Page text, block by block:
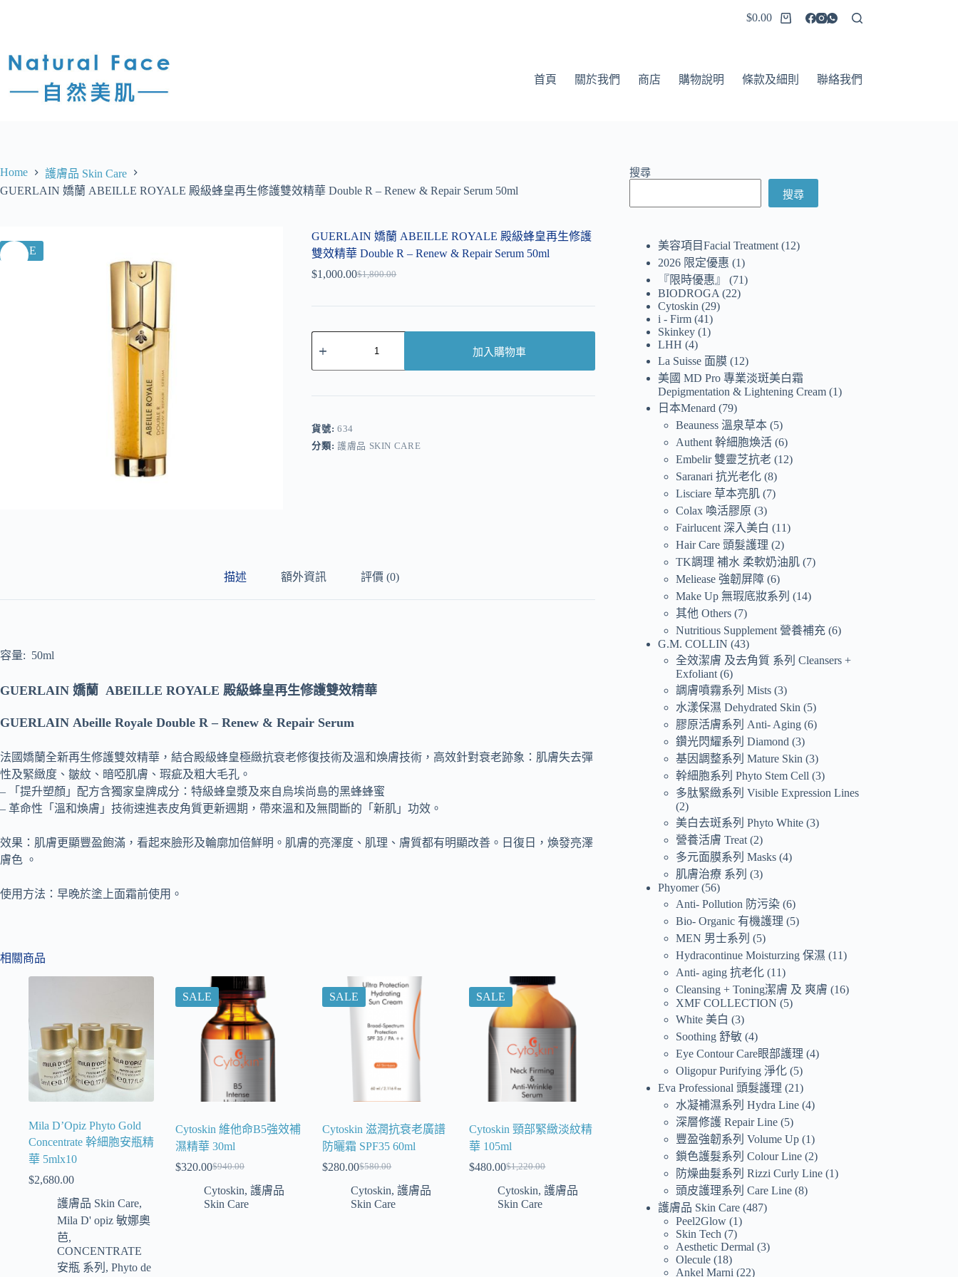
$0.00
首頁 關於我們 商店 購物說明 條款及細則 聯絡我們
Home
護膚品 Skin Care
GUERLAIN 嬌蘭 ABEILLE ROYALE 殿級蜂皇再生修護雙效精華 Double R – Renew & Repair Serum 50ml
SALE
GUERLAIN 嬌蘭 ABEILLE ROYALE 殿級蜂皇再生修護
雙效精華 Double R – Renew & Repair Serum 50ml
$1,800.00
$1,000.00
加入購物車
r
n
a
貨號: 634
分類: 護膚品 SKIN CARE
描述 額外資訊 評價 (0)
容量: 50ml
GUERLAIN 嬌蘭 ABEILLE ROYALE 殿級蜂皇再生修護雙效精華
GUERLAIN Abeille Royale Double R – Renew & Repair Serum
法國嬌蘭全新再生修護雙效精華，結合殿級蜂皇極緻抗衰老修復技術及溫和煥膚技術，高效針對衰老跡象：肌膚失去彈
性及緊緻度、皺紋、暗啞肌膚、瑕疵及粗大毛孔。
– 「提升塑顏」配方含獨家皇牌成分：特級蜂皇漿及來自烏埃尚島的黑蜂蜂蜜
– 革命性「溫和煥膚」技術速進表皮角質更新週期，帶來溫和及無間斷的「新肌」功效。
效果：肌膚更顯豐盈飽滿，看起來臉形及輪廓加倍鮮明。肌膚的亮澤度、肌理、膚質都有明顯改善。日復日，煥發亮澤
膚色 。
使用方法：早晚於塗上面霜前使用。
相關商品
Mila D’Opiz Phyto Gold
Concentrate 幹細胞安瓶精
華 5mlx10
$2,680.00
護膚品 Skin Care,
Mila D' opiz 敏娜奧
芭,
CONCENTRATE
安瓶 系列 , Phyto de
SALE
Cytoskin 維他命B5強效補
濕精華 30ml
$940.00
$320.00
Cytoskin,護膚品
Skin Care
SALE
Cytoskin 滋潤抗衰老廣譜
防曬霜 SPF35 60ml
$580.00
$280.00
Cytoskin,護膚品
Skin Care
SALE
Cytoskin 頸部緊緻淡紋精
華 105ml
$1,220.00
$480.00
Cytoskin,護膚品
Skin Care
搜尋
搜尋
美容項目Facial Treatment 12
2026 限定優惠
1
『限時優惠』
71
BIODROGA
22
Cytoskin
29
i - Firm 41
Skinkey 1
LHH 4
La Suisse 面膜 12
美國 MD Pro 專業淡斑美白霜
Depigmentation & Lightening Cream 1
日本Menard
79
Beauness 溫泉草本 5
Authent 幹細胞煥活 6
Embelir 雙靈芝抗老 12
Saranari 抗光老化 8
Lisciare 草本亮肌 7
Colax 喚活膠原 3
Fairlucent 深入美白
11
Hair Care 頭髮護理
2
TK調理 補水 柔軟奶油肌 7
Meliease 強韌屏障 6
Make Up 無瑕底妝系列
14
其他 Others 7
Nutritious Supplement 營養補充 6
G.M. COLLIN 43
全效潔膚 及去角質 系列 Cleansers +
Exfoliant 6
調膚噴霧系列 Mists 3
水漾保濕 Dehydrated Skin
5
膠原活膚系列 Anti- Aging 6
鑽光閃耀系列 Diamond 3
基因調整系列 Mature Skin 3
幹細胞系列 Phyto Stem Cell 3
多肽緊緻系列 Visible Expression Lines
2
美白去斑系列 Phyto White 3
營養活膚 Treat 2
多元面膜系列 Masks 4
肌膚治療 系列
3
Phyomer 56
Anti- Pollution 防污染 6
Bio- Organic 有機護理
5
MEN 男士系列
5
Hydracontinue Moisturzing 保濕
11
Anti- aging 抗老化 11
Cleansing + Toning潔膚 及 爽膚
16
XMF COLLECTION
5
White 美白
3
Soothing 舒敏 4
Eye Contour Care眼部護理 4
Oligopur Purifying 淨化 5
Eva Professional 頭髮護理
21
水凝補濕系列 Hydra Line 4
深層修護 Repair Line 5
豐盈強韌系列 Volume Up 1
鎖色護髮系列 Colour Line 2
防燥曲髮系列 Rizzi Curly Line 1
頭皮護理系列 Care Line 8
護膚品 Skin Care 487
Peel2Glow 1
Skin Tech
7
Aesthetic Dermal 3
Olecule 18
Ankel Marni
22